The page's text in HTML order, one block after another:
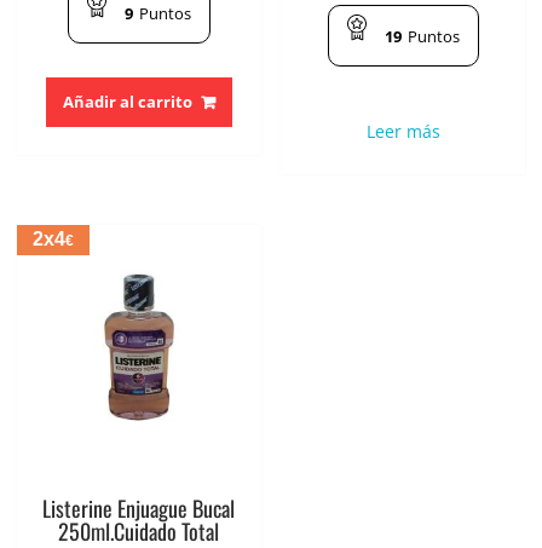
9 Puntos
Añadir al carrito
19 Puntos
Leer más
2x4€
Listerine Enjuague Bucal
250ml.Cuidado Total